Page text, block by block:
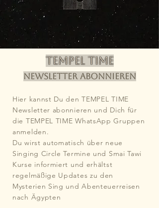
TEMPEL TIME
Newsletter abonnieren
Hier kannst Du den TEMPEL TIME
Newsletter abonnieren und Dich für
die TEMPEL TIME WhatsApp Gruppen
anmelden.
Du wirst automatisch über neue
Singing Circle Termine und Smai Tawi
Kurse informiert und erhältst
regelmäßige Updates zu den
Mysterien Sing und Abenteuerreisen
nach Ägypten